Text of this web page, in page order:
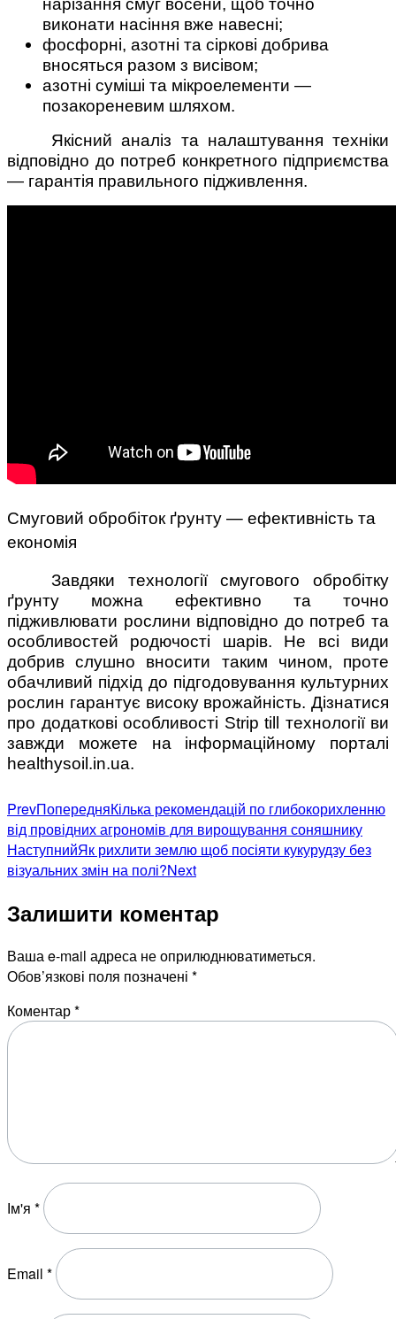
нарізання смуг восени, щоб точно
виконати насіння вже навесні;
фосфорні, азотні та сіркові добрива
вносяться разом з висівом;
азотні суміші та мікроелементи —
позакореневим шляхом.
Якісний аналіз та налаштування техніки
відповідно до потреб конкретного підприємства
— гарантія правильного підживлення.
Смуговий обробіток ґрунту — ефективність та
економія
Завдяки технології смугового обробітку
ґрунту можна ефективно та точно
підживлювати рослини відповідно до потреб та
особливостей родючості шарів. Не всі види
добрив слушно вносити таким чином, проте
обачливий підхід до підгодовування культурних
рослин гарантує високу врожайність. Дізнатися
про додаткові особливості Strip till технології ви
завжди можете на інформаційному порталі
healthysoil.in.ua.
PrevПопередняКілька рекомендацій по глибокорихленню
від провідних агрономів для вирощування соняшнику
НаступнийЯк рихлити землю щоб посіяти кукурудзу без
візуальних змін на полі?Next
Залишити коментар
Ваша e-mail адреса не оприлюднюватиметься.
Обов’язкові поля позначені *
Коментар*
Ім'я *
Email *